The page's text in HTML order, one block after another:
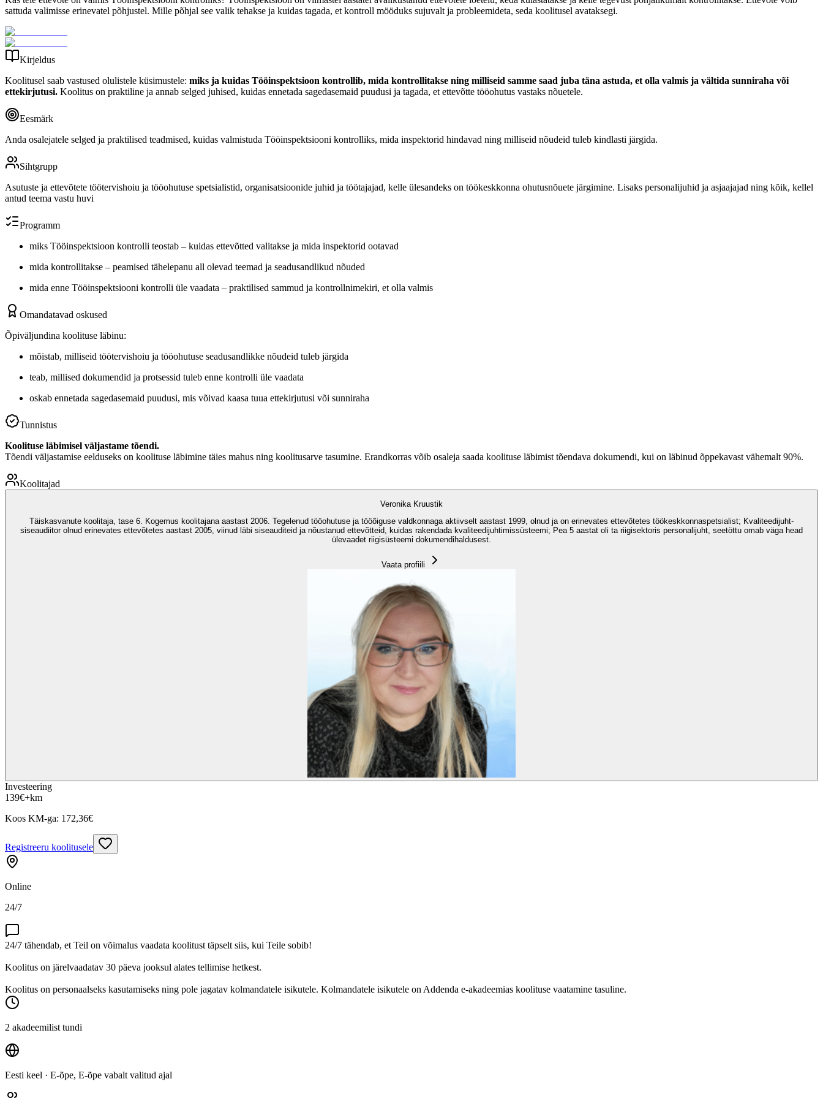
sattuda valimisse erinevatel põhjustel. Mille põhjal see valik tehakse ja kuidas tagada, et kontroll mööduks sujuvalt ja probleemideta, seda koolitusel avataksegi.
Kirjeldus
Koolitusel saab vastused olulistele küsimustele: miks ja kuidas Tööinspektsioon kontrollib, mida kontrollitakse ning milliseid samme saad juba täna astuda, et olla valmis ja vältida sunniraha või
ettekirjutusi. Koolitus on praktiline ja annab selged juhised, kuidas ennetada sagedasemaid puudusi ja tagada, et ettevõtte tööohutus vastaks nõuetele.
Eesmärk
Anda osalejatele selged ja praktilised teadmised, kuidas valmistuda Tööinspektsiooni kontrolliks, mida inspektorid hindavad ning milliseid nõudeid tuleb kindlasti järgida.
Sihtgrupp
Asutuste ja ettevõtete töötervishoiu ja tööohutuse spetsialistid, organisatsioonide juhid ja töötajajad, kelle ülesandeks on töökeskkonna ohutusnõuete järgimine. Lisaks personalijuhid ja asjaajajad ning kõik, kellel
antud teema vastu huvi
Programm
miks Tööinspektsioon kontrolli teostab – kuidas ettevõtted valitakse ja mida inspektorid ootavad
mida kontrollitakse – peamised tähelepanu all olevad teemad ja seadusandlikud nõuded
mida enne Tööinspektsiooni kontrolli üle vaadata – praktilised sammud ja kontrollnimekiri, et olla valmis
Omandatavad oskused
Õpiväljundina koolituse läbinu:
mõistab, milliseid töötervishoiu ja tööohutuse seadusandlikke nõudeid tuleb järgida
teab, millised dokumendid ja protsessid tuleb enne kontrolli üle vaadata
oskab ennetada sagedasemaid puudusi, mis võivad kaasa tuua ettekirjutusi või sunniraha
Tunnistus
Koolituse läbimisel väljastame tõendi.
Tõendi väljastamise eelduseks on koolituse läbimine täies mahus ning koolitusarve tasumine. Erandkorras võib osaleja saada koolituse läbimist tõendava dokumendi, kui on läbinud õppekavast vähemalt 90%.
Koolitajad
Veronika Kruustik
Täiskasvanute koolitaja, tase 6. Kogemus koolitajana aastast 2006. Tegelenud tööohutuse ja tööõiguse valdkonnaga aktiivselt aastast 1999, olnud ja on erinevates ettevõtetes töökeskkonnaspetsialist; Kvaliteedijuht-
siseaudiitor olnud erinevates ettevõtetes aastast 2005, viinud läbi siseauditeid ja nõustanud ettevõtteid, kuidas rakendada kvaliteedijuhtimissüsteemi; Pea 5 aastat oli ta riigisektoris personalijuht, seetöttu omab väga head
ülevaadet riigisüsteemi dokumendihaldusest.
Vaata profiili
Investeering
139€+km
Koos KM-ga: 172,36€
Registreeru koolitusele
Online
24/7
24/7 tähendab, et Teil on võimalus vaadata koolitust täpselt siis, kui Teile sobib!
Koolitus on järelvaadatav 30 päeva jooksul alates tellimise hetkest.
Koolitus on personaalseks kasutamiseks ning pole jagatav kolmandatele isikutele. Kolmandatele isikutele on Addenda e-akadeemias koolituse vaatamine tasuline.
2 akadeemilist tundi
Eesti keel · E-õpe, E-õpe vabalt valitud ajal